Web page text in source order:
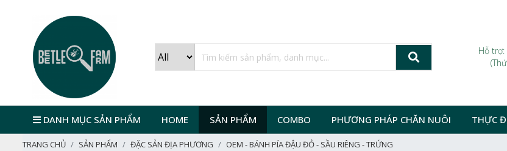
Hỗ
DANH MỤC SẢN PHẨM HOME SẢN PHẨM COMBO PHƯƠNG PHÁP CHĂN NUÔI THỰC
TRANG CHỦ SẢN PHẨM ĐẶC SẢN ĐỊA PHƯƠNG OEM - BÁNH PÍA ĐẬU ĐỎ - SẦU RIÊNG - TRỨNG